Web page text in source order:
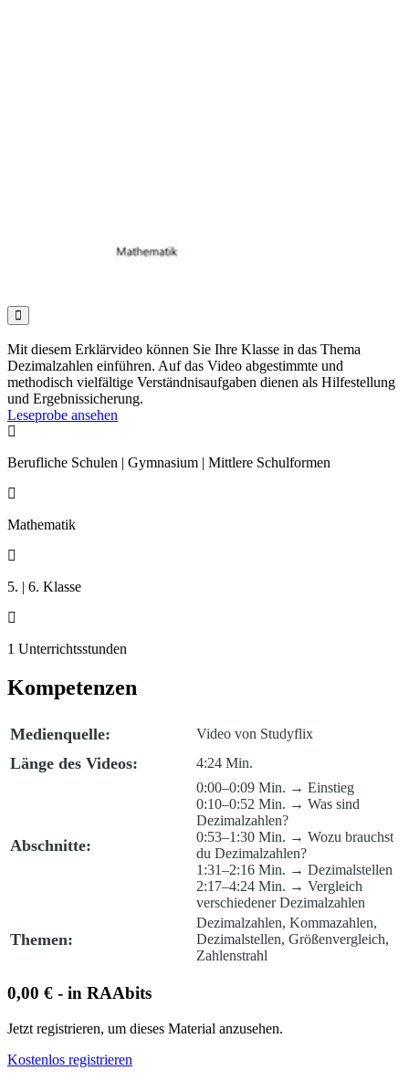

Mit diesem Erklärvideo können Sie Ihre Klasse in das Thema
Dezimalzahlen einführen. Auf das Video abgestimmte und
methodisch vielfältige Verständnisaufgaben dienen als Hilfestellung
und Ergebnissicherung.
Leseprobe ansehen

Berufliche Schulen | Gymnasium | Mittlere Schulformen

Mathematik

5. | 6. Klasse

1 Unterrichtsstunden
Kompetenzen
Medienquelle: Video von Studyflix
Länge des Videos: 4:24 Min.
Abschnitte:
0:00–0:09 Min. → Einstieg
0:10–0:52 Min. → Was sind
Dezimalzahlen?
0:53–1:30 Min. → Wozu brauchst
du Dezimalzahlen?
1:31–2:16 Min. → Dezimalstellen
2:17–4:24 Min. → Vergleich
verschiedener Dezimalzahlen
Themen:
Dezimalzahlen, Kommazahlen,
Dezimalstellen, Größenvergleich,
Zahlenstrahl
0,00 € - in RAAbits
Jetzt registrieren, um dieses Material anzusehen.
Kostenlos registrieren